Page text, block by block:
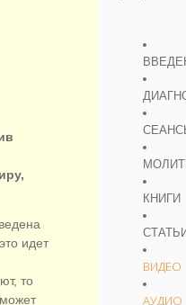
идет
то
КНИГИ
ВИДЕО
АУДИО